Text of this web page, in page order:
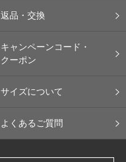
返品・交換
キャンペーンコード・
クーポン
サイズについて
よくあるご質問